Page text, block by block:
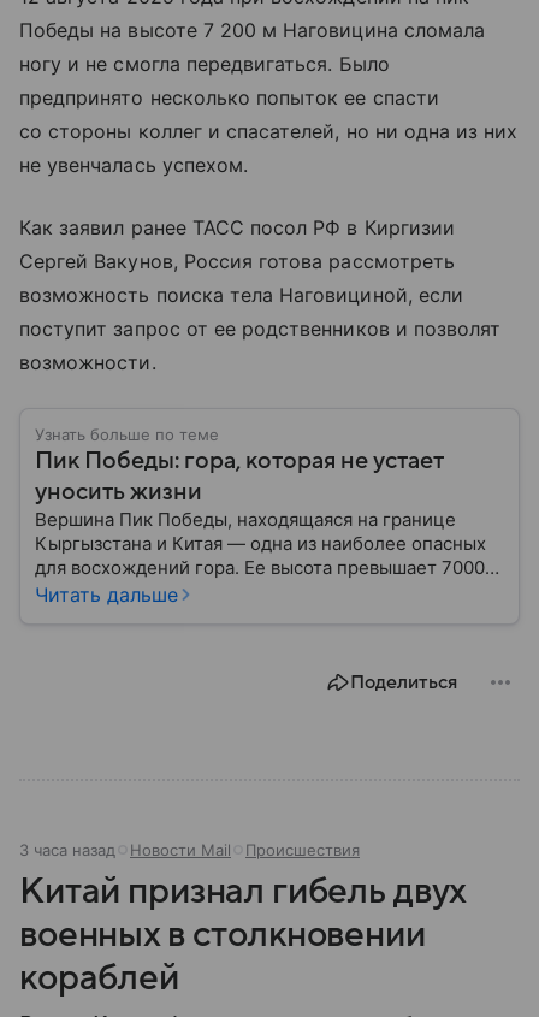
Победы на высоте 7 200 м Наговицина сломала
ногу и не смогла передвигаться. Было
предпринято несколько попыток ее спасти
со стороны коллег и спасателей, но ни одна из них
не увенчалась успехом.
Как заявил ранее ТАСС посол РФ в Киргизии
Сергей Вакунов, Россия готова рассмотреть
возможность поиска тела Наговициной, если
поступит запрос от ее родственников и позволят
возможности.
Узнать больше по теме
Пик Победы: гора, которая не устает
уносить жизни
Вершина Пик Победы, находящаяся на границе
Кыргызстана и Китая — одна из наиболее опасных
для восхождений гора. Ее высота превышает 7000
метров, а северное расположение на стыке двух
Читать дальше
Поделиться
3 часа назад Новости Mail Происшествия
Китай признал гибель двух
военных в столкновении
кораблей